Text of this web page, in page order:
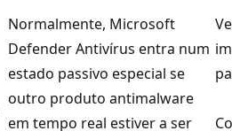
Normalmente, Microsoft
Defender Antivírus entra num
estado passivo especial se
outro produto antimalware
em tempo real estiver a ser